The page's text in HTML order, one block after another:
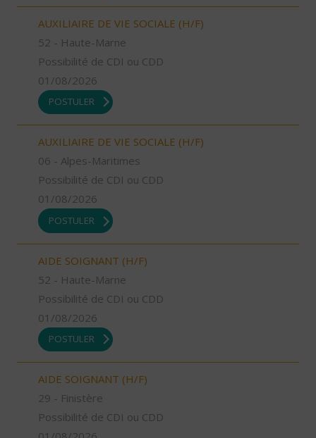
AUXILIAIRE DE VIE SOCIALE (H/F)
52 - Haute-Marne
Possibilité de CDI ou CDD
01/08/2026
POSTULER
AUXILIAIRE DE VIE SOCIALE (H/F)
06 - Alpes-Maritimes
Possibilité de CDI ou CDD
01/08/2026
POSTULER
AIDE SOIGNANT (H/F)
52 - Haute-Marne
Possibilité de CDI ou CDD
01/08/2026
POSTULER
AIDE SOIGNANT (H/F)
29 - Finistère
Possibilité de CDI ou CDD